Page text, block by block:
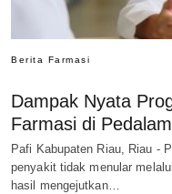
Berita Farmasi
Dampak Nyata
Farmasi di
Pafi Kabupaten Riau, Riau -
penyakit tidak menular
hasil mengejutkan…